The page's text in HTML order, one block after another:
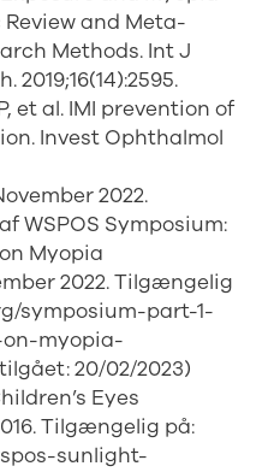
and Meta-
Methods. Int J
2019;16(14):2595.
et al. IMI prevention of
Invest Ophthalmol
2022.
WSPOS Symposium:
Myopia
2022. Tilgængelig
symposium-part-1-
myopia-
20/02/2023)
Eyes
Tilgængelig på:
sunlight-